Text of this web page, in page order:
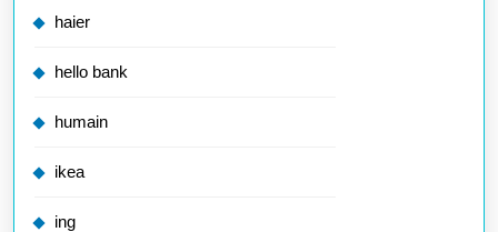
haier
hello bank
humain
ikea
ing